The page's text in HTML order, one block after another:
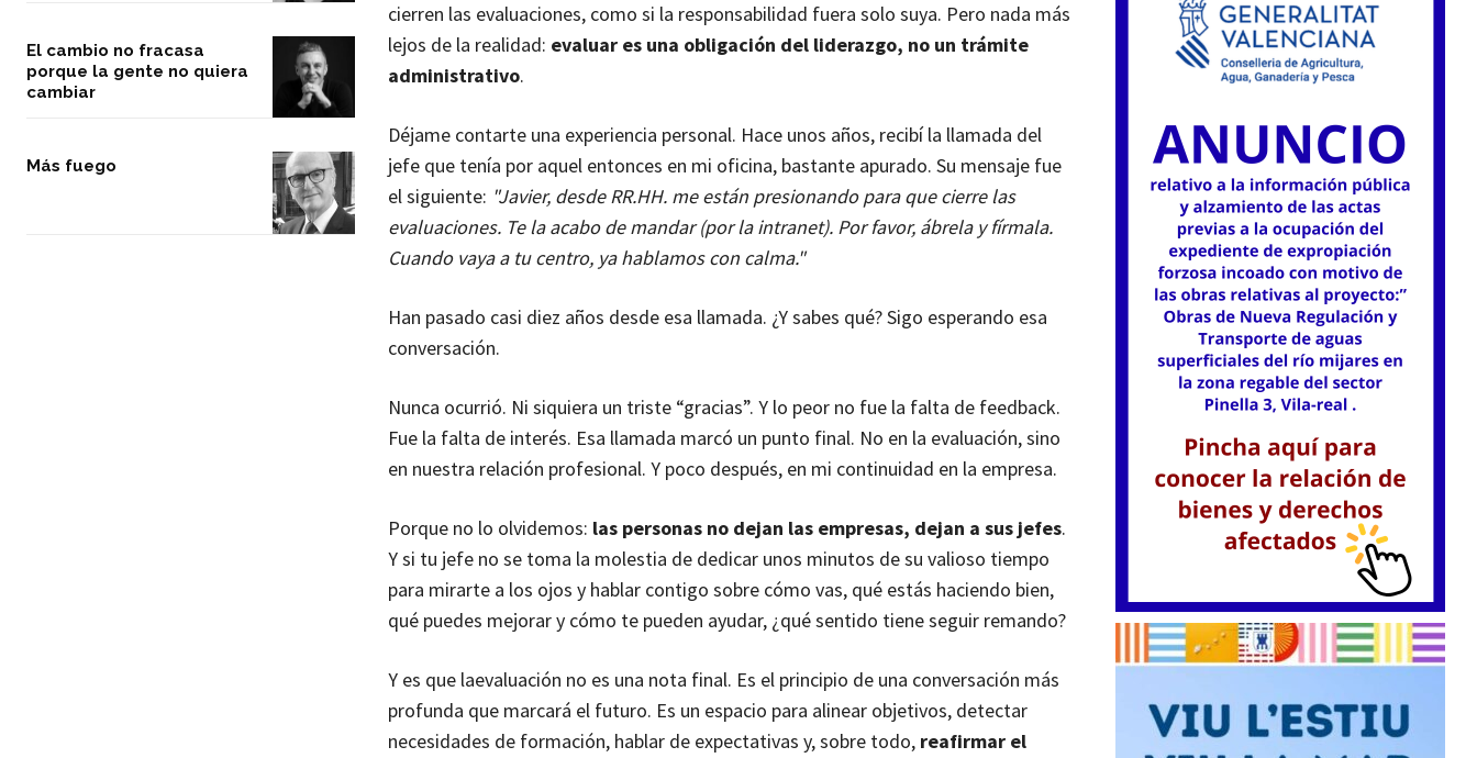
El cambio no fracasa
porque la gente no quiera
cambiar
Más fuego
cierren las evaluaciones, como si la responsabilidad fuera solo suya. Pero nada más
lejos de la realidad: evaluar es una obligación del liderazgo, no un trámite
administrativo.
Déjame contarte una experiencia personal. Hace unos años, recibí la llamada del
jefe que tenía por aquel entonces en mi oficina, bastante apurado. Su mensaje fue
el siguiente: "Javier, desde RR.HH. me están presionando para que cierre las
evaluaciones. Te la acabo de mandar (por la intranet). Por favor, ábrela y fírmala.
Cuando vaya a tu centro, ya hablamos con calma."
Han pasado casi diez años desde esa llamada. ¿Y sabes qué? Sigo esperando esa
conversación.
Nunca ocurrió. Ni siquiera un triste “gracias”. Y lo peor no fue la falta de feedback.
Fue la falta de interés. Esa llamada marcó un punto final. No en la evaluación, sino
en nuestra relación profesional. Y poco después, en mi continuidad en la empresa.
Porque no lo olvidemos: las personas no dejan las empresas, dejan a sus jefes.
Y si tu jefe no se toma la molestia de dedicar unos minutos de su valioso tiempo
para mirarte a los ojos y hablar contigo sobre cómo vas, qué estás haciendo bien,
qué puedes mejorar y cómo te pueden ayudar, ¿qué sentido tiene seguir remando?
Y es que laevaluación no es una nota final. Es el principio de una conversación más
profunda que marcará el futuro. Es un espacio para alinear objetivos, detectar
necesidades de formación, hablar de expectativas y, sobre todo, reafirmar el